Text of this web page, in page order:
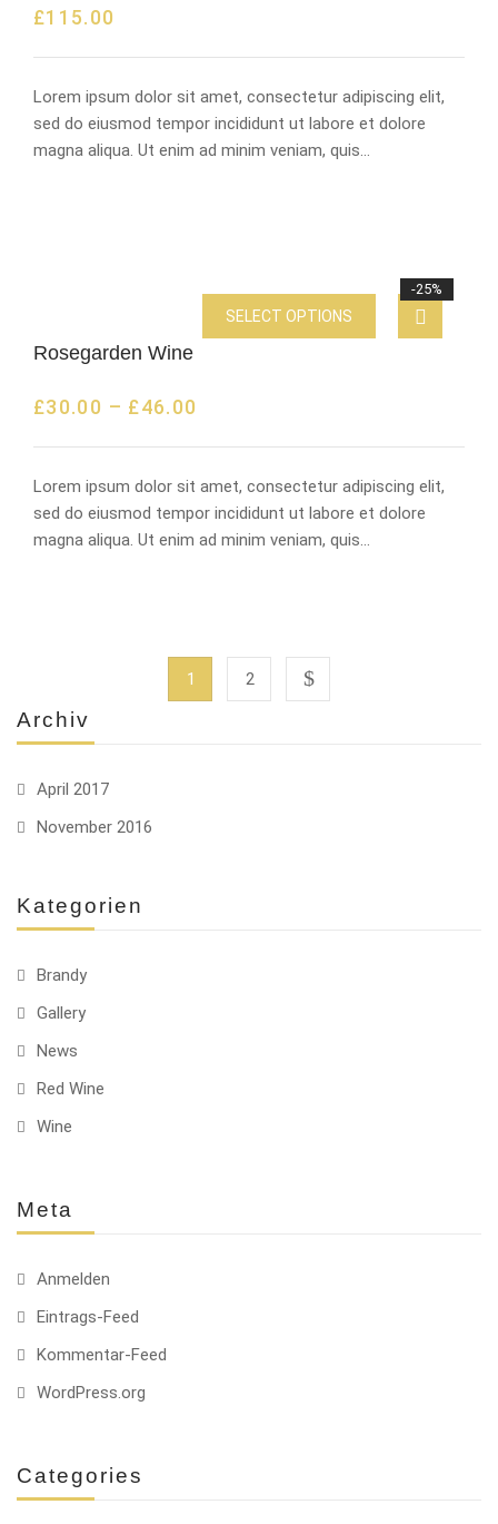
Archiv
April 2017
November 2016
Kategorien
Brandy
Gallery
News
Red Wine
Wine
Meta
Anmelden
Eintrags-Feed
Kommentar-Feed
WordPress.org
Categories
£115.00
Lorem ipsum dolor sit amet, consectetur adipiscing elit,
sed do eiusmod tempor incididunt ut labore et dolore
magna aliqua. Ut enim ad minim veniam, quis…
-25%
Rosegarden Wine
£30.00 – £46.00
SELECT OPTIONS
Lorem ipsum dolor sit amet, consectetur adipiscing elit,
sed do eiusmod tempor incididunt ut labore et dolore
magna aliqua. Ut enim ad minim veniam, quis…
1 2